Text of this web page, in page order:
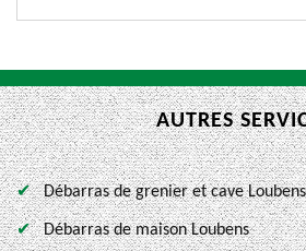
AUTRES
Débarras de grenier et cave Loubens
Débarras de maison Loubens